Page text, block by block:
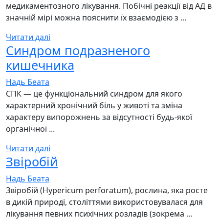
медикаментозного лікування. Побічні реакції від АД в
значній мірі можна пояснити їх взаємодією з ...
Читати далі
Синдром подразненого
кишечника
Надь Беата
СПК — це функціональний синдром для якого
характерний хронічний біль у животі та зміна
характеру випорожнень за відсутності будь-якої
органічної ...
Читати далі
Звіробій
Надь Беата
Звіробій (Hypericum perforatum), рослина, яка росте
в дикій природі, століттями використовувалася для
лікування певних психічних розладів (зокрема ...